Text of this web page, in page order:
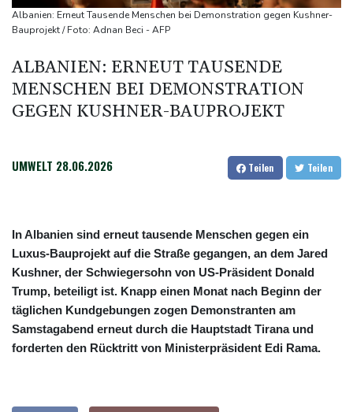
Erneut Waldbrand nahe Athen ausgebrochen - Dutzende
Feuerwehrleute im Einsatz
von Lang-Lkw
Frontalzusammenstoß in Mecklenburg-Vorpommern: Zwei Tote
und drei Schwerverletzte
mehr Todesfälle
Albanien: Erneut Tausende Menschen bei Demonstration gegen Kushner-
Bauprojekt / Foto: Adnan Beci - AFP
ALBANIEN: ERNEUT TAUSENDE
MENSCHEN BEI DEMONSTRATION
GEGEN KUSHNER-BAUPROJEKT
UMWELT 28.06.2026 Teilen Teilen
In Albanien sind erneut tausende Menschen gegen ein
Luxus-Bauprojekt auf die Straße gegangen, an dem Jared
Kushner, der Schwiegersohn von US-Präsident Donald
Trump, beteiligt ist. Knapp einen Monat nach Beginn der
täglichen Kundgebungen zogen Demonstranten am
Samstagabend erneut durch die Hauptstadt Tirana und
forderten den Rücktritt von Ministerpräsident Edi Rama.